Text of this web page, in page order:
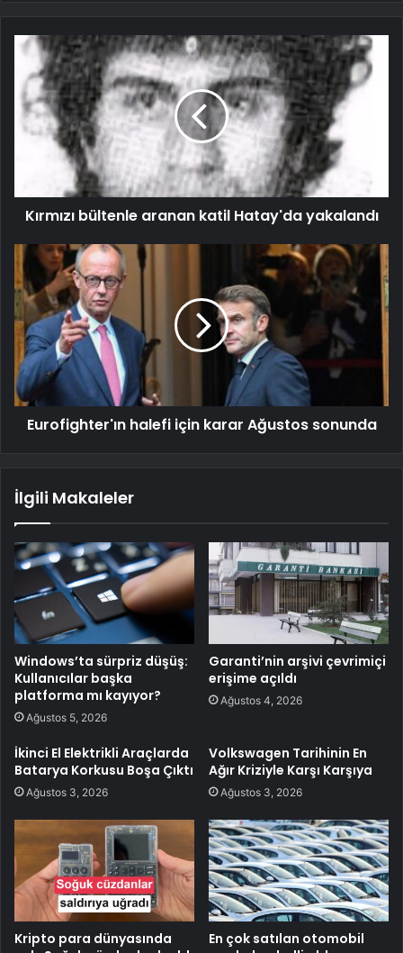
Kırmızı bültenle aranan katil Hatay'da yakalandı
Eurofighter'ın halefi için karar Ağustos sonunda
İlgili Makaleler
Windows’ta sürpriz düşüş:
Kullanıcılar başka
platforma mı kayıyor?
Ağustos 5, 2026
Garanti’nin arşivi çevrimiçi
erişime açıldı
Ağustos 4, 2026
İkinci El Elektrikli Araçlarda
Batarya Korkusu Boşa Çıktı
Ağustos 3, 2026
Volkswagen Tarihinin En
Ağır Kriziyle Karşı Karşıya
Ağustos 3, 2026
Kripto para dünyasında
En çok satılan otomobil